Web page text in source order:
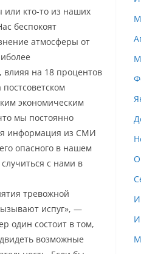
или кто-то из наших
беспокоят
атмосферы от
на 18 процентов
экономическим
мы постоянно
информация из СМИ
опасного в нашем
с нами в
тревожной
испуг», —
один состоит в том,
возможные